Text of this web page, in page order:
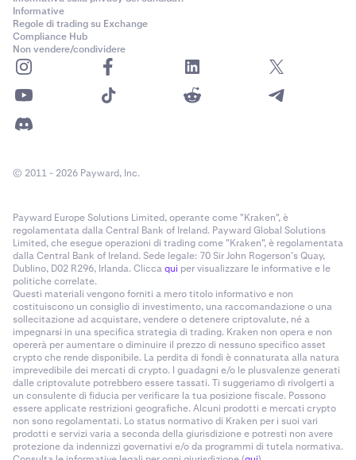
Informative
Regole di trading su Exchange
Compliance Hub
Non vendere/condividere
© 2011 - 2026 Payward, Inc.
Payward Europe Solutions Limited, operante come "Kraken", è
regolamentata dalla Central Bank of Ireland. Payward Global Solutions
Limited, che esegue operazioni di trading come "Kraken", è regolamentata
dalla Central Bank of Ireland. Sede legale: 70 Sir John Rogerson’s Quay,
Dublino, D02 R296, Irlanda. Cliccaqui per visualizzare le informative e le
politiche correlate.
Questi materiali vengono forniti a mero titolo informativo e non
costituiscono un consiglio di investimento, una raccomandazione o una
sollecitazione ad acquistare, vendere o detenere criptovalute, né a
impegnarsi in una specifica strategia di trading. Kraken non opera e non
opererà per aumentare o diminuire il prezzo di nessuno specifico asset
crypto che rende disponibile. La perdita di fondi è connaturata alla natura
imprevedibile dei mercati di crypto. I guadagni e/o le plusvalenze generati
dalle criptovalute potrebbero essere tassati. Ti suggeriamo di rivolgerti a
un consulente di fiducia per verificare la tua posizione fiscale. Possono
essere applicate restrizioni geografiche. Alcuni prodotti e mercati crypto
non sono regolamentati. Lo status normativo di Kraken per i suoi vari
prodotti e servizi varia a seconda della giurisdizione e potresti non avere
protezione da indennizzi governativi e/o da programmi di tutela normativa.